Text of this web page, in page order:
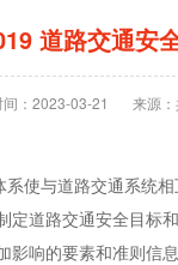
道路交通安
间：2023-03-21 来源
使与道路交通系统
道路交通安全目
响的要素和准则信息